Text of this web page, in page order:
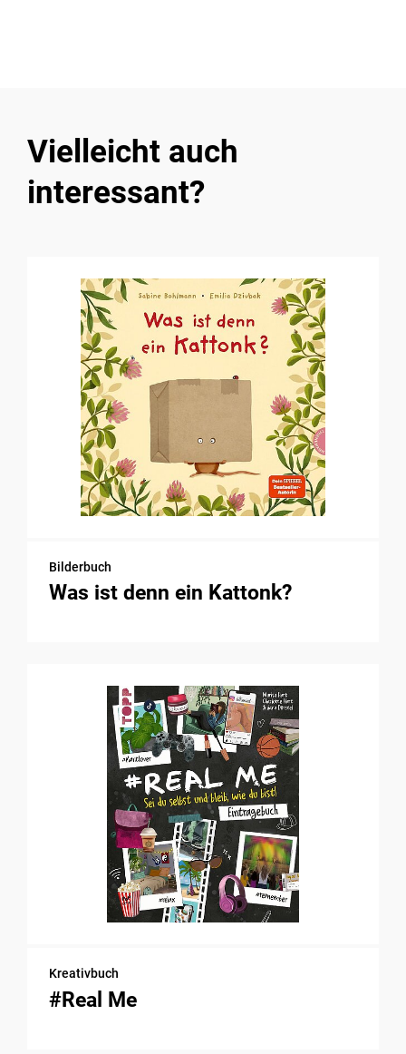
Vielleicht auch
interessant?
Bilderbuch
Was ist denn ein Kattonk?
Kreativbuch
#Real Me